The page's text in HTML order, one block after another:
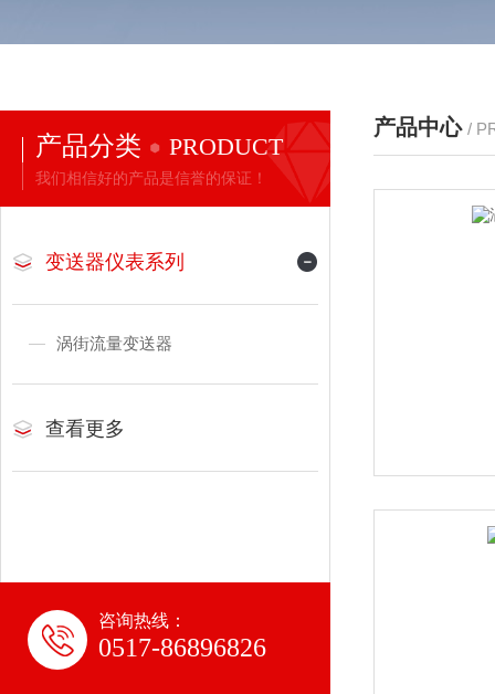
产品分类 PRODUCT
我们相信好的产品是信誉的保证！
变送器仪表系列
涡街流量变送器
查看更多
咨询热线：
0517-86896826
产品中心 /